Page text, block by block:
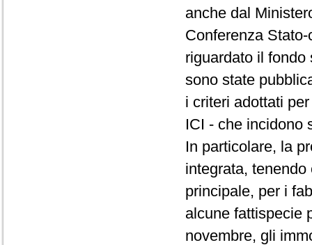
anche dal
Conferenza
riguardato il
sono state
i criteri adottati
ICI - che incidono
In particolare, la
integrata,
principale, per i
alcune fattispecie
novembre, gli